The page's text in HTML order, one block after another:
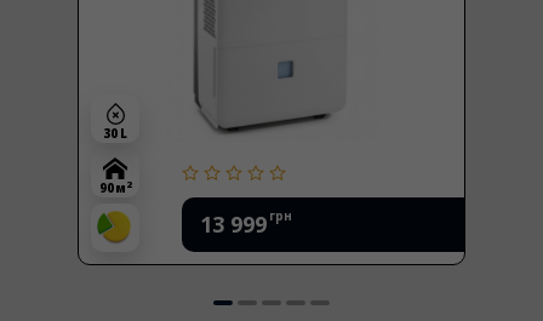
13 999 грн
30 L
90 м 2